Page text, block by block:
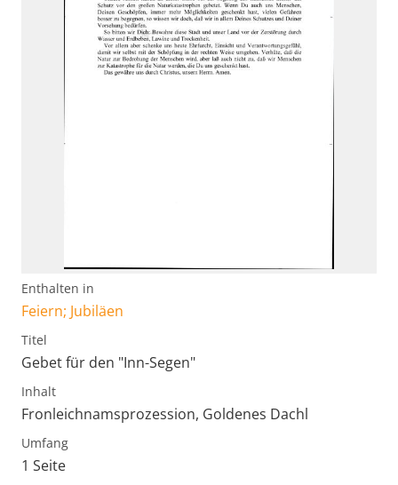
Enthalten in
Feiern; Jubiläen
Titel
Gebet für den "Inn-Segen"
Inhalt
Fronleichnamsprozession, Goldenes Dachl
Umfang
1 Seite